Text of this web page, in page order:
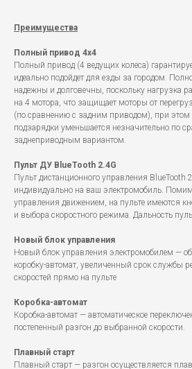
Преимущества
Полный привод 4x4
Полный привод (4 ведущих колеса)
идеально подойдет для езды за городом.
надежны и долговечны, поскольку нагрузка
на 4 мотора, что защищает моторы от
(по сравнению с задним приводом), при этом
подзарядки уменьшается незначительно по
заднеприводным вариантом.
Пульт ДУ BlueTooth 2.4G
Пульт дистанционного управления BlueTooth
индивидуально на ваш электромобиль.
управления движением, на пульте имеются
и выбора скоростного режима. Дальность
Новый блок управления
Новый блок управления электромобилем —
коробку-автомат, увеличенный срок службы
скоростей прямо на пульте
Коробка-автомат
Коробка-автомат — автоматическое
постепенный разгон до выбранной скорости.
Плавный старт
Плавный старт — разгон осуществляется